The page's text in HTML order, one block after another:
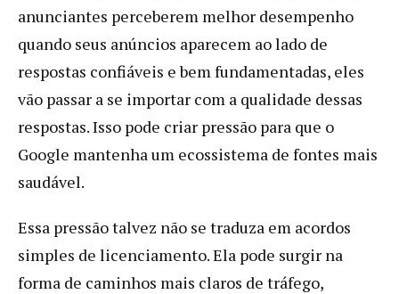
anunciantes perceberem melhor desempenho
quando seus anúncios aparecem ao lado de
respostas confiáveis e bem fundamentadas, eles
vão passar a se importar com a qualidade dessas
respostas. Isso pode criar pressão para que o
Google mantenha um ecossistema de fontes mais
saudável.
Essa pressão talvez não se traduza em acordos
simples de licenciamento. Ela pode surgir na
forma de caminhos mais claros de tráfego,